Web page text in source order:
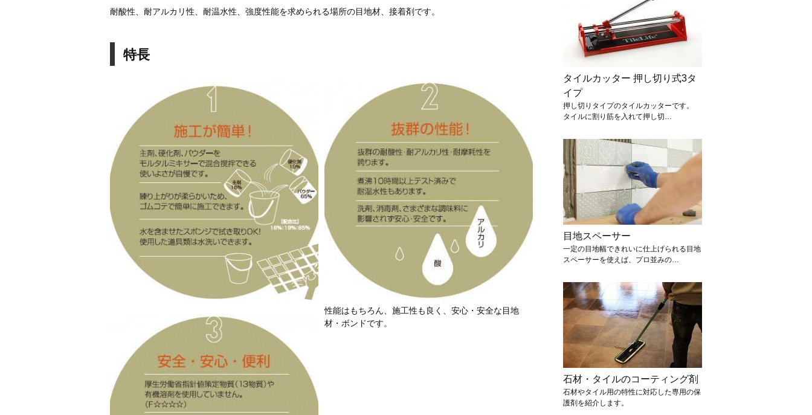
耐酸性、耐アルカリ性、耐温水性、強度性能を求められる場所の目地材、接着剤です。
特長
性能はもちろん、施工性も良く、安心・安全な目地
材・ボンドです。
タイルカッター 押し切り式3タ
イプ
押し切りタイプのタイルカッターです。
タイルに割り筋を入れて押し切…
目地スペーサー
一定の目地幅できれいに仕上げられる目地
スペーサーを使えば、プロ並みの…
石材・タイルのコーティング剤
石材やタイル用の特性に対応した専用の保
護剤を紹介します。